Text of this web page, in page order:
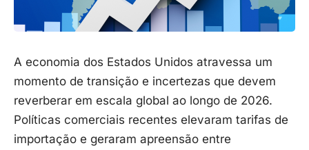
A economia dos Estados Unidos atravessa um
momento de transição e incertezas que devem
reverberar em escala global ao longo de 2026.
Políticas comerciais recentes elevaram tarifas de
importação e geraram apreensão entre